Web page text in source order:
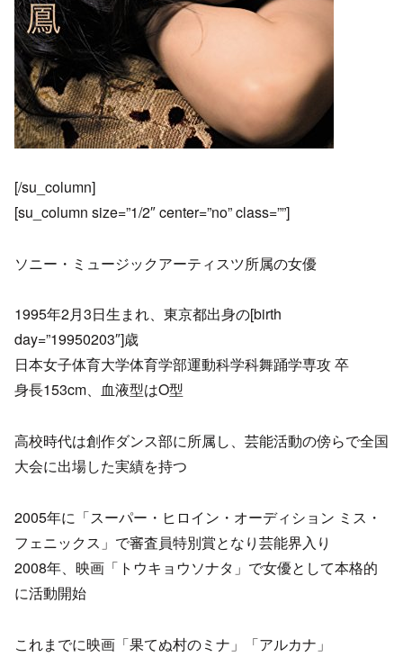
[/su_column]
[su_column size=”1/2″ center=”no” class=””]
ソニー・ミュージックアーティスツ所属の女優
1995年2月3日生まれ、東京都出身の[birth
day=”19950203″]歳
日本女子体育大学体育学部運動科学科舞踊学専攻 卒
身長153cm、血液型はO型
高校時代は創作ダンス部に所属し、芸能活動の傍らで全国
大会に出場した実績を持つ
2005年に「スーパー・ヒロイン・オーディション ミス・
フェニックス」で審査員特別賞となり芸能界入り
2008年、映画「トウキョウソナタ」で女優として本格的
に活動開始
これまでに映画「果てぬ村のミナ」「アルカナ」